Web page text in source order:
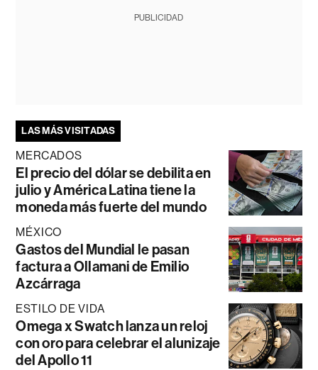
PUBLICIDAD
LAS MÁS VISITADAS
MERCADOS
El precio del dólar se debilita en
julio y América Latina tiene la
moneda más fuerte del mundo
MÉXICO
Gastos del Mundial le pasan
factura a Ollamani de Emilio
Azcárraga
ESTILO DE VIDA
Omega x Swatch lanza un reloj
con oro para celebrar el alunizaje
del Apollo 11